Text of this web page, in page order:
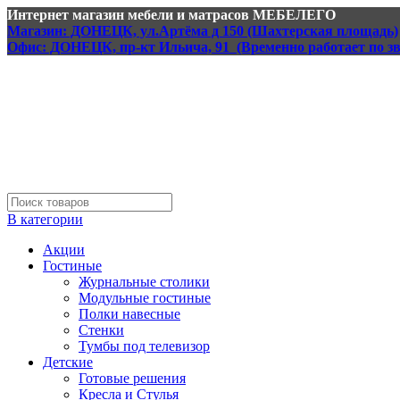
Интернет магазин мебели и матрасов МЕБЕЛЕГО
Магазин: ДОНЕЦК, ул.Артёма д 150 (Шахтерская площадь)
Офис: ДОНЕЦК, пр-кт Ильича, 91 (Временно работает по
В категории
Акции
Гостиные
Журнальные столики
Модульные гостиные
Полки навесные
Стенки
Тумбы под телевизор
Детские
Готовые решения
Кресла и Стулья